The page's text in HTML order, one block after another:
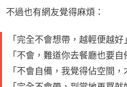
不過也有網友覺得麻煩：
「完全不會想帶，越輕便越好」
「不會，難道你去餐廳也要自
「不會自備，我覺得佔空間，